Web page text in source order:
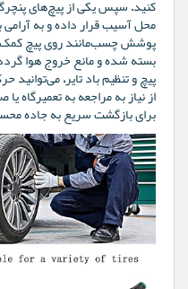
کنید. سپس یکی از پیچ‌های
محل آسیب قرار داده و به آرامی
پوشش چسب‌مانند روی پیچ کمک
بسته شده و مانع خروج هوا
پیچ و تنظیم باد تایر،
از نیاز به مراجعه به تعمیرگاه
برای بازگشت سریع به جاده